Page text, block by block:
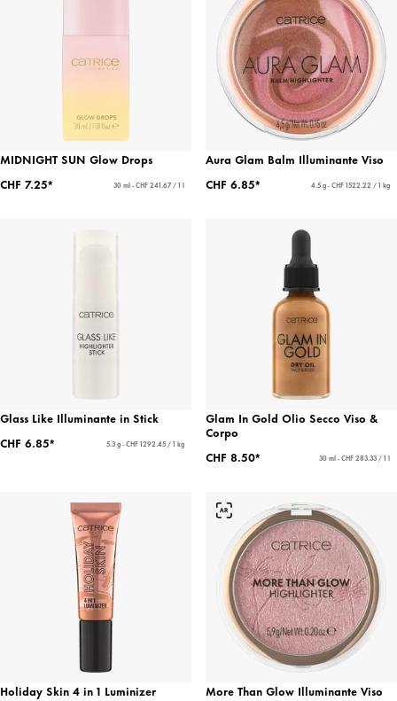
MIDNIGHT SUN Glow Drops
CHF 7.25*
30 ml - CHF 241.67 / 1 l
Aura Glam Balm Illuminante Viso
CHF 6.85*
4.5 g - CHF 1522.22 / 1 kg
Glass Like Illuminante in Stick
CHF 6.85*
5.3 g - CHF 1292.45 / 1 kg
Glam In Gold Olio Secco Viso &
Corpo
CHF 8.50*
30 ml - CHF 283.33 / 1 l
Holiday Skin 4 in 1 Luminizer
More Than Glow Illuminante Viso